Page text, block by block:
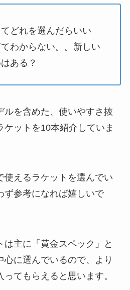
どれを選んだらいい
わからない。。新しい
ある？
ルを含めた、使いやすさ抜
ットを10本紹介していま
使えるラケットを選んでい
ず参考になれば嬉しいで
主に「黄金スペック」と
に選んでいるので、より
てもらえると思います。